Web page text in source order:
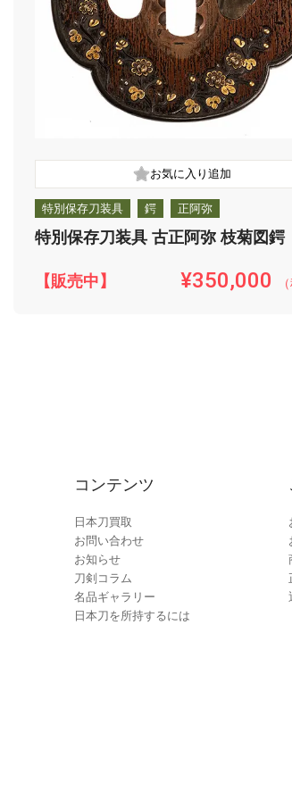
特別保存刀装具 鍔 正阿弥
特別保存刀装具 古正阿弥 枝菊図鍔
【販売中】 ¥350,000
コンテンツ
日本刀買取
お問い合わせ
お知らせ
刀剣コラム
名品ギャラリー
日本刀を所持するには